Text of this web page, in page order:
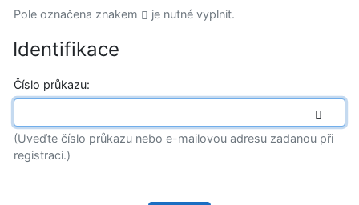
Pole označena znakem je nutné vyplnit.
Identifikace
Číslo průkazu:
(Uveďte číslo průkazu nebo e-mailovou adresu zadanou při
registraci.)